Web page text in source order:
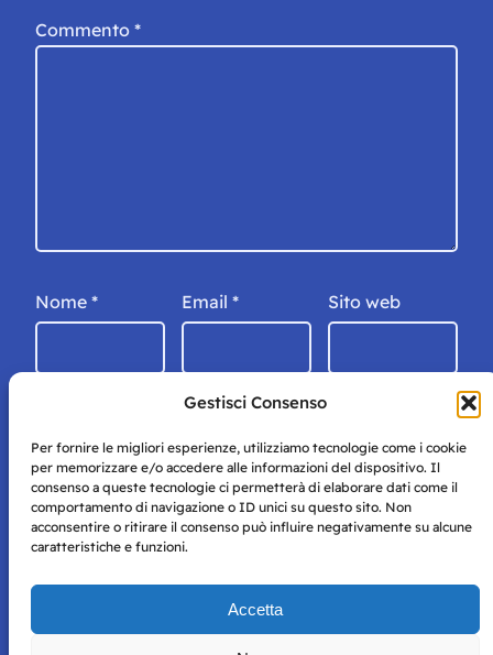
Gestisci Consenso
Per fornire le migliori esperienze, utilizziamo tecnologie come i cookie
per memorizzare e/o accedere alle informazioni del dispositivo. Il
consenso a queste tecnologie ci permetterà di elaborare dati come il
comportamento di navigazione o ID unici su questo sito. Non
acconsentire o ritirare il consenso può influire negativamente su alcune
caratteristiche e funzioni.
Accetta
Commento *
Nome * Email * Sito web
Storie di Napoli è una testata registrata presso il tribunale di